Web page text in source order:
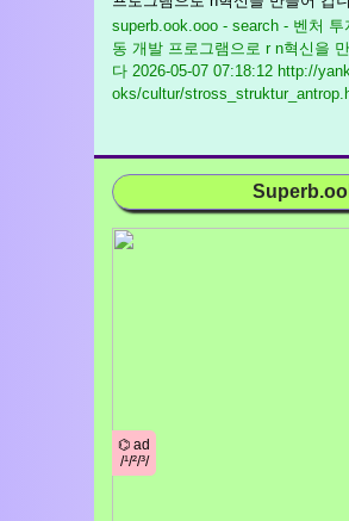
superb.ook.ooo - search - 벤처 투
동 개발 프로그램으로 r n혁신을
다 2026-05-07 07:18:12 http://
oks/cultur/
⌬ ad
/¹/²/³/